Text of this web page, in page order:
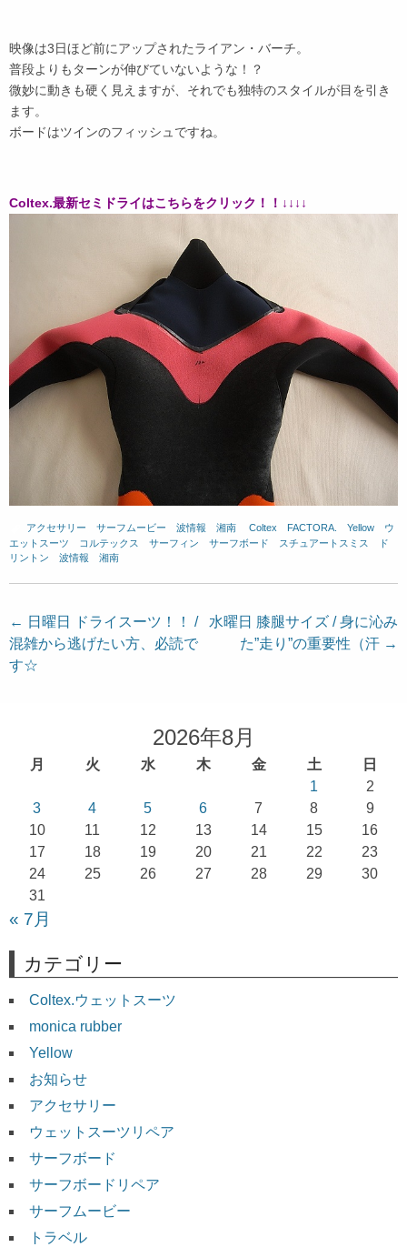
映像は3日ほど前にアップされたライアン・バーチ。
普段よりもターンが伸びていないような！？
微妙に動きも硬く見えますが、それでも独特のスタイルが目を引き
ます。
ボードはツインのフィッシュですね。
Coltex.最新セミドライはこちらをクリック！！↓↓↓↓
アクセサリー サーフムービー 波情報 湘南 Coltex FACTORA. Yellow
ウ
エットスーツ
コルテックス サーフィン サーフボード スチュアートスミス
ド
リントン
波情報 湘南
投
稿
ナ
← 日曜日 ドライスーツ！！ /
混雑から逃げたい方、必読で
す☆
水曜日 膝腿サイズ / 身に沁み
た”走り”の重要性（汗 →
2026年8月
月 火 水 木 金 土
日
1
2
3
4 5 6 7 8
9
10
11 12 13 14 15
16
17
18 19 20 21 22
23
24
25 26 27 28 29
30
31
« 7月
カテゴリー
Coltex.ウェットスーツ
monica rubber
Yellow
お知らせ
アクセサリー
ウェットスーツリペア
サーフボード
サーフボードリペア
サーフムービー
トラベル